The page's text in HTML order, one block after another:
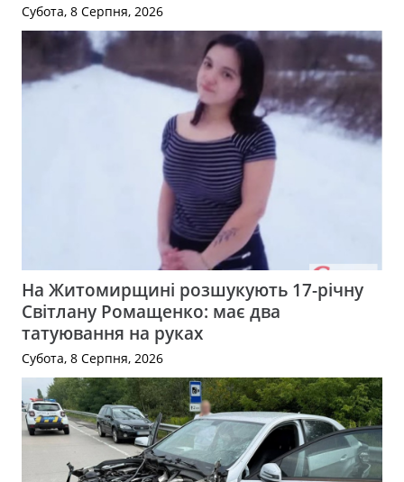
Субота, 8 Серпня, 2026
На Житомирщині розшукують 17-річну
Світлану Ромащенко: має два
татуювання на руках
Субота, 8 Серпня, 2026